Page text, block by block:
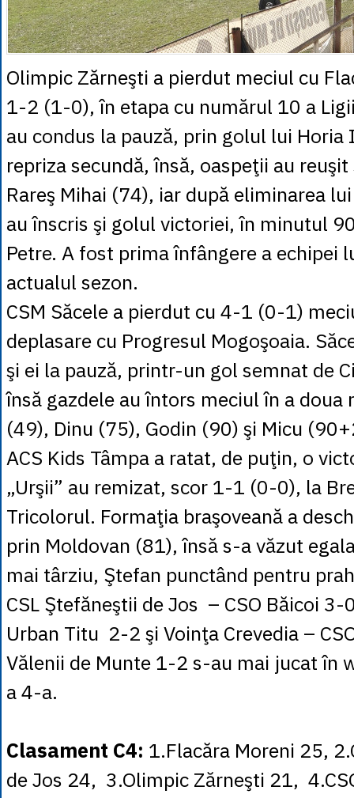
Olimpic Zărneşti a pierdut meciul cu
1-2 (1-0), în etapa cu numărul 10 a
au condus la pauză, prin golul lui
repriza secundă, însă, oaspeţii au
Rareş Mihai (74), iar după eliminarea
au înscris şi golul victoriei, în minutul
Petre. A fost prima înfângere a echipei
actualul sezon.
CSM Săcele a pierdut cu 4-1 (0-1)
deplasare cu Progresul Mogoşoaia.
şi ei la pauză, printr-un gol semnat de
însă gazdele au întors meciul în a doua
(49), Dinu (75), Godin (90) şi Micu
ACS Kids Tâmpa a ratat, de puţin, o
„Urşii” au remizat, scor 1-1 (0-0), la
Tricolorul. Formaţia braşoveană a
prin Moldovan (81), însă s-a văzut
mai târziu, Ştefan punctând pentru
CSL Ştefăneştii de Jos – CSO Băicoi 3-
Urban Titu 2-2 şi Voinţa Crevedia –
Vălenii de Munte 1-2 s-au mai jucat în
a 4-a.
Clasament C4: 1.Flacăra Moreni 25,
de Jos 24, 3.Olimpic Zărneşti 21,